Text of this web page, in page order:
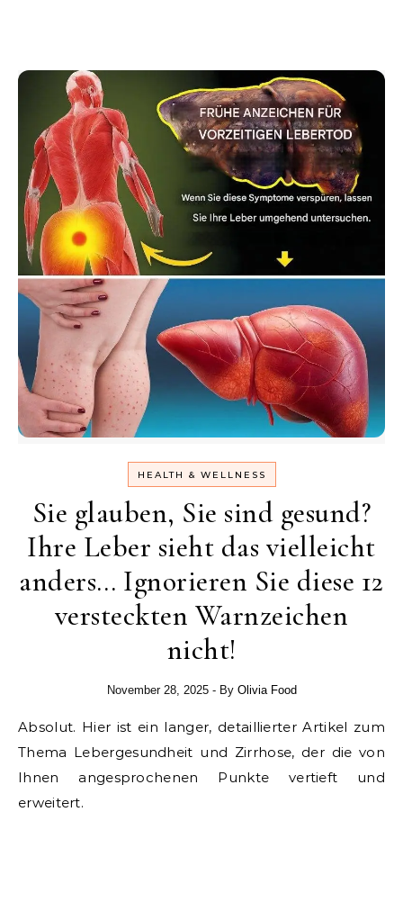
HEALTH & WELLNESS
Sie glauben, Sie sind gesund?
Ihre Leber sieht das vielleicht
anders… Ignorieren Sie diese 12
versteckten Warnzeichen
nicht!
November 28, 2025 - By Olivia Food
Absolut. Hier ist ein langer, detaillierter Artikel zum
Thema Lebergesundheit und Zirrhose, der die von
Ihnen angesprochenen Punkte vertieft und
erweitert.